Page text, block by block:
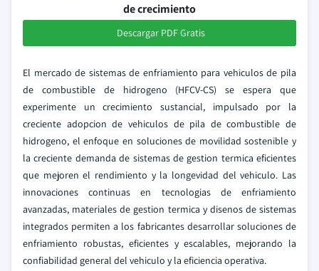
de crecimiento
Descargar PDF Gratis
El mercado de sistemas de enfriamiento para vehiculos de pila
de combustible de hidrogeno (HFCV-CS) se espera que
experimente un crecimiento sustancial, impulsado por la
creciente adopcion de vehiculos de pila de combustible de
hidrogeno, el enfoque en soluciones de movilidad sostenible y
la creciente demanda de sistemas de gestion termica eficientes
que mejoren el rendimiento y la longevidad del vehiculo. Las
innovaciones continuas en tecnologias de enfriamiento
avanzadas, materiales de gestion termica y disenos de sistemas
integrados permiten a los fabricantes desarrollar soluciones de
enfriamiento robustas, eficientes y escalables, mejorando la
confiabilidad general del vehiculo y la eficiencia operativa.